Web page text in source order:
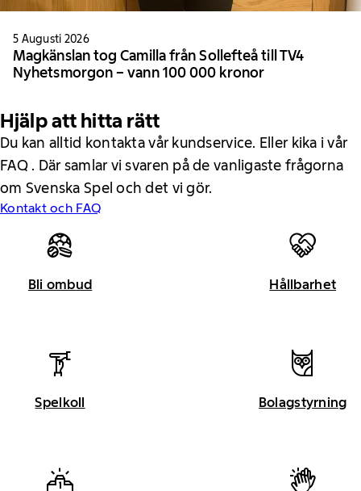
5 Augusti 2026
Magkänslan tog Camilla från Sollefteå till TV4
Nyhetsmorgon – vann 100 000 kronor
Hjälp att hitta rätt
Du kan alltid kontakta vår kundservice. Eller kika i vår
FAQ . Där samlar vi svaren på de vanligaste frågorna
om Svenska Spel och det vi gör.
Kontakt och FAQ
Bli ombud Hållbarhet
Spelkoll Bolagstyrning